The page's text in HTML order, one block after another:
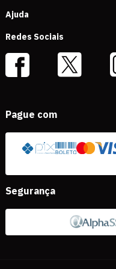
Ajuda
Redes Sociais
Pague com
Segurança